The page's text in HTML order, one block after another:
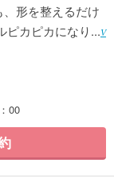
形を整えるだけ
ピカピカになり...V
00